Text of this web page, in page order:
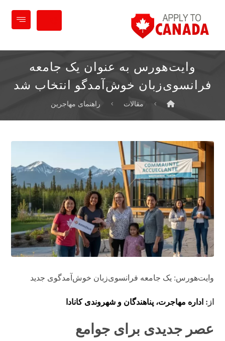
وایت‌هورس به عنوان یک جامعه
فرانسوی‌زبان خوش‌آمدگو انتخاب شد
مقالات راهنمای مهاجرین
وایت‌هورس: یک جامعه فرانسوی‌زبان خوش‌آمدگوی جدید
از: اداره مهاجرت، پناهندگان و شهروندی کانادا
عصر جدیدی برای جوامع